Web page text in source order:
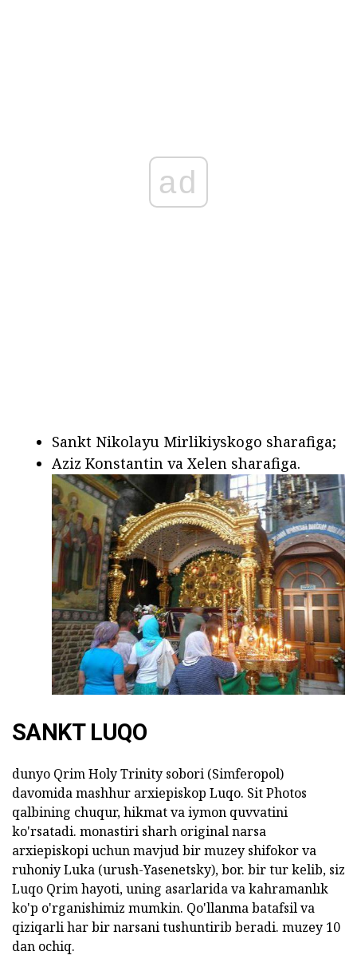
ad
Sankt Nikolayu Mirlikiyskogo sharafiga;
Aziz Konstantin va Xelen sharafiga.
SANKT LUQO
dunyo Qrim Holy Trinity sobori (Simferopol)
davomida mashhur arxiepiskop Luqo. Sit Photos
qalbining chuqur, hikmat va iymon quvvatini
ko'rsatadi. monastiri sharh original narsa
arxiepiskopi uchun mavjud bir muzey shifokor va
ruhoniy Luka (urush-Yasenetsky), bor. bir tur kelib, siz
Luqo Qrim hayoti, uning asarlarida va kahramanlık
ko'p o'rganishimiz mumkin. Qo'llanma batafsil va
qiziqarli har bir narsani tushuntirib beradi. muzey 10
dan ochiq.